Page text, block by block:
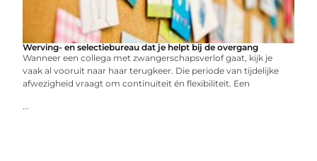
Werving- en selectiebureau dat je helpt bij de overgang
Wanneer een collega met zwangerschapsverlof gaat, kijk je
vaak al vooruit naar haar terugkeer. Die periode van tijdelijke
afwezigheid vraagt om continuïteit én flexibiliteit. Een
...